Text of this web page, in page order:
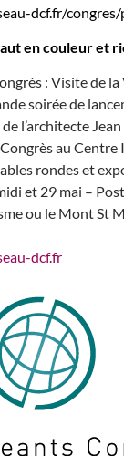
dcf.fr/
en couleur et
: Visite de
soirée de
l’architecte
au
rondes et
et 29 mai –
ou le Mont St
dcf.fr